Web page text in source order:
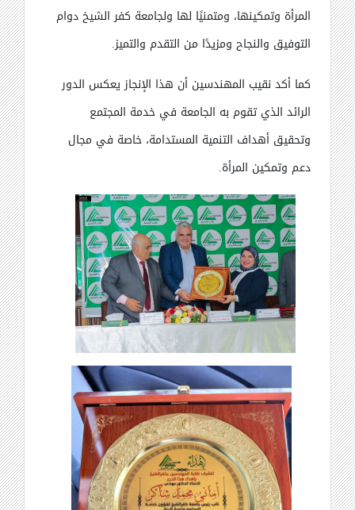
المرأة وتمكينها، ومتمنيًا لها ولجامعة كفر الشيخ دوام
التوفيق والنجاح ومزيدًا من التقدم والتميز.
كما أكد نقيب المهندسين أن هذا الإنجاز يعكس الدور
الرائد الذي تقوم به الجامعة في خدمة المجتمع
وتحقيق أهداف التنمية المستدامة، خاصة في مجال
دعم وتمكين المرأة.